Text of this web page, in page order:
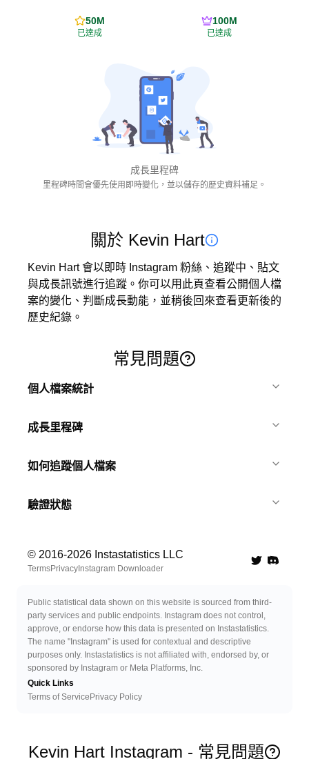
50M
已達成
100M
已達成
成長里程碑
里程碑時間會優先使用即時變化，並以儲存的歷史資料補足。
關於 Kevin Hart
Kevin Hart 會以即時 Instagram 粉絲、追蹤中、貼文
與成長訊號進行追蹤。你可以用此頁查看公開個人檔
案的變化、判斷成長動能，並稍後回來查看更新後的
歷史紀錄。
常見問題
個人檔案統計
成長里程碑
如何追蹤個人檔案
驗證狀態
© 2016-2026 Instastatistics LLC
TermsPrivacy Instagram Downloader TwitterDiscord
Public statistical data shown on this website is sourced from third-
party services and public endpoints. Instagram does not control,
approve, or endorse how this data is presented on Instastatistics.
The name "Instagram" is used for contextual and descriptive
purposes only. Instastatistics is not affiliated with, endorsed by, or
sponsored by Instagram or Meta Platforms, Inc.
Quick Links
Terms of Service Privacy Policy
Kevin Hart Instagram - 常見問題